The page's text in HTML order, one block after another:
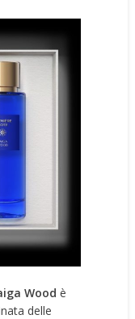
Wood è
delle